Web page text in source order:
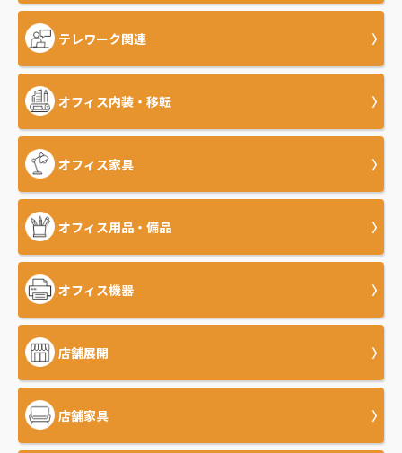
テレワーク関連
オフィス内装・移転
オフィス家具
オフィス用品・備品
オフィス機器
店舗展開
店舗家具